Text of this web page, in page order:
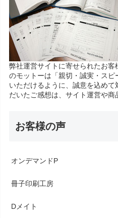
弊社運営サイトに寄せられたお
のモットーは「親切・誠実・ス
いただけるように、誠意を込め
だいたご感想は、サイト運営や商
お客様の声
オンデマンドP
冊子印刷工房
Dメイト